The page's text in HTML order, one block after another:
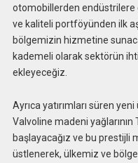
otomobillerden endüstrilere
ve kaliteli portföyünden ilk
bölgemizin hizmetine
kademeli olarak sektörün
ekleyeceğiz.
Ayrıca yatırımları süren
Valvoline madeni yağlarının
başlayacağız ve bu prestijli
üstlenerek, ülkemiz ve